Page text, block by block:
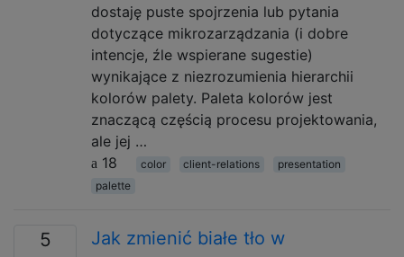
dostaję puste spojrzenia lub pytania
dotyczące mikrozarządzania (i dobre
intencje, źle wspierane sugestie)
wynikające z niezrozumienia hierarchii
kolorów palety. Paleta kolorów jest
znaczącą częścią procesu projektowania,
ale jej …
18
color client-relations
presentation
palette
5
Jak zmienić białe tło w